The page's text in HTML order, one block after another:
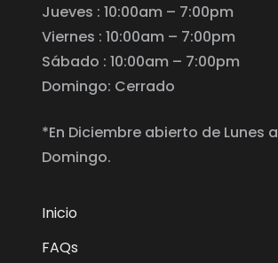
Jueves : 10:00am – 7:00pm
Viernes : 10:00am – 7:00pm
Sábado : 10:00am – 7:00pm
Domingo: Cerrado
*En Diciembre abierto de Lunes a
Domingo.
Inicio
FAQs